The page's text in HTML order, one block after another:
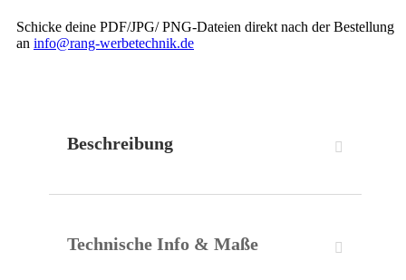
Schicke deine PDF/JPG/ PNG-Dateien direkt nach der Bestellung
an info@rang-werbetechnik.de
Beschreibung
Technische Info & Maße